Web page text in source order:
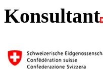
Konsultant